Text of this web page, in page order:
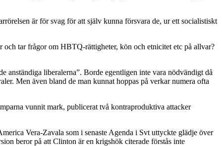
är för svag för att själv kunna försvara de, ur ett socialistiskt
tar frågor om HBTQ-rättigheter, kön och etnicitet etc på allvar?
anständiga liberalerna”. Borde egentligen inte vara nödvändigt då
Men även bland de man kunnat hoppas på verkar numera ofta
vunnit mark, publicerat två kontraproduktiva attacker
Vera-Zavala som i senaste Agenda i Svt uttyckte glädje över
beror på att Clinton är en krigshök citerade förstås inte